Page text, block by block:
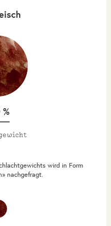
wird in Form
nachgefragt.